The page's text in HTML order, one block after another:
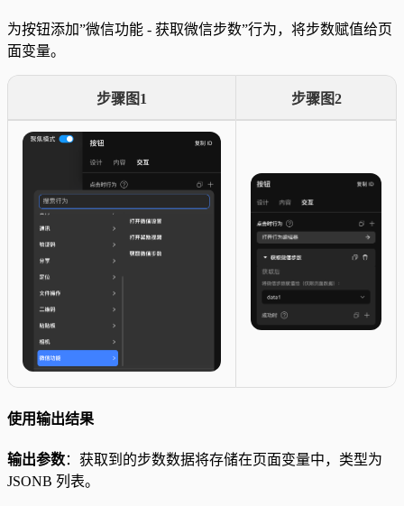
为按钮添加”微信功能 - 获取微信步数”行为，将步数赋值给页
面变量。
步骤图1 步骤图2
使用输出结果
输出参数：获取到的步数数据将存储在页面变量中，类型为
JSONB 列表。